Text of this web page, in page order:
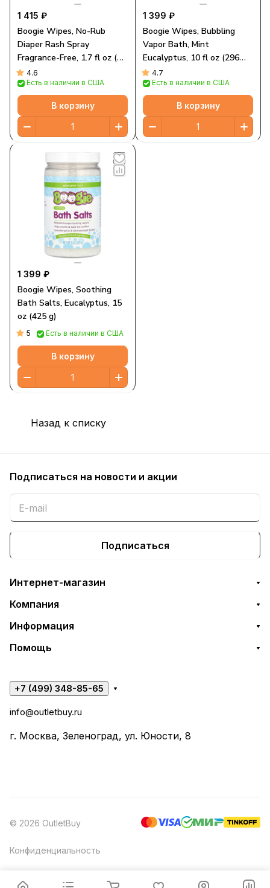
1 415 ₽
Boogie Wipes, No-Rub
Diaper Rash Spray
Fragrance-Free, 1.7 fl oz (49
ml)4.6
Есть в наличии в США
В корзину
1 399 ₽
Boogie Wipes, Bubbling
Vapor Bath, Mint
Eucalyptus, 10 fl oz (296
ml)4.7
Есть в наличии в США
В корзину
1 399 ₽
Boogie Wipes, Soothing
Bath Salts, Eucalyptus, 15
oz (425 g)
5 Есть в наличии в США
В корзину
Назад к списку
Подписаться на новости и акции
Подписаться
Интернет-магазин
Компания
Информация
Помощь
+7 (499) 348-85-65
info@outletbuy.ru
г. Москва, Зеленоград, ул. Юности, 8
© 2026 OutletBuy
Конфиденциальность